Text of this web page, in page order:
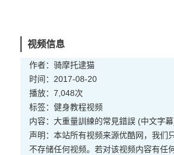
视频信息
作者：骑摩托逮猫
时间：2017-08-20
播放：7,048次
标签： 健身教程视频
内容：大重量訓練的常見錯誤 (中文字
声明：本站所有视频来源优酷网，我们
不存储任何视频。若对该视频内容有任